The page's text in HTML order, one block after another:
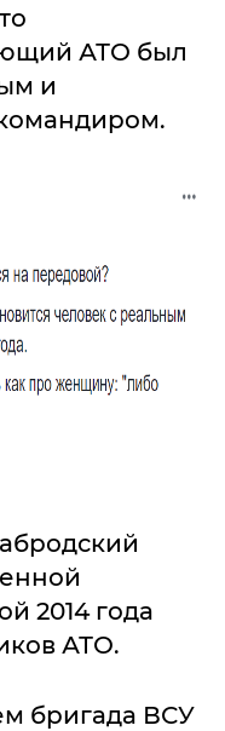
АТО был
и
2014 года
АТО.
бригада ВСУ